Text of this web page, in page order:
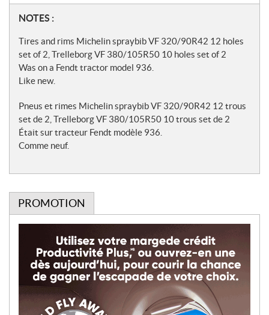
N
o
t
e
NOTES :
Tires and rims Michelin spraybib VF 320/90R42 12 holes
set of 2, Trelleborg VF 380/105R50 10 holes set of 2
Was on a Fendt tractor model 936.
Like new.
Pneus et rimes Michelin spraybib VF 320/90R42 12 trous
set de 2, Trelleborg VF 380/105R50 10 trous set de 2
Était sur tracteur Fendt modèle 936.
Comme neuf.
PROMOTION
m
o